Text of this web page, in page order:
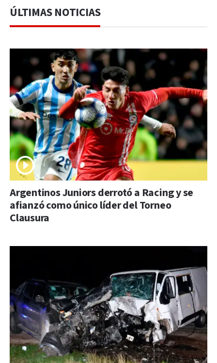
ÚLTIMAS NOTICIAS
Argentinos Juniors derrotó a Racing y se
afianzó como único líder del Torneo
Clausura